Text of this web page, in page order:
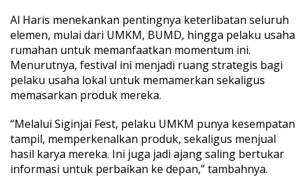
M
J
a
m
b
i
N
k
K
e
l
Al Haris menekankan pentingnya keterlibatan seluruh
elemen, mulai dari UMKM, BUMD, hingga pelaku usaha
rumahan untuk memanfaatkan momentum ini.
Menurutnya, festival ini menjadi ruang strategis bagi
pelaku usaha lokal untuk memamerkan sekaligus
memasarkan produk mereka.
“Melalui Siginjai Fest, pelaku UMKM punya kesempatan
tampil, memperkenalkan produk, sekaligus menjual
hasil karya mereka. Ini juga jadi ajang saling bertukar
informasi untuk perbaikan ke depan,” tambahnya.